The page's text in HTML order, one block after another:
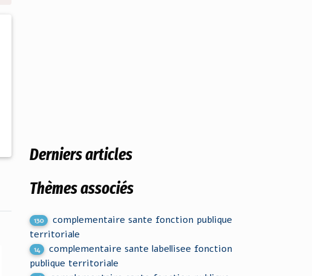
Derniers articles
Thèmes associés
130
complementaire sante fonction publique
territoriale
14
complementaire sante labellisee fonction
publique territoriale